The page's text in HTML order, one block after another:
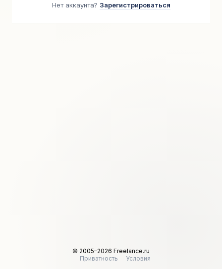
Нет аккаунта? Зарегистрироваться
© 2005–2026 Freelance.ru
Приватность
Условия